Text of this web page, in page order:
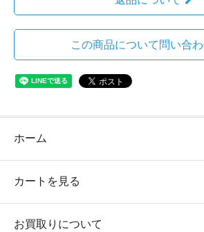
この商品について問い合
ホーム
カートを見る
お買取りについて